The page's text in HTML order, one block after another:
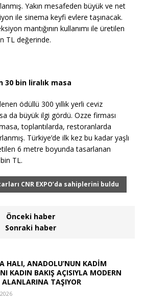
Yakın mesafeden büyük ve net
ile sinema keyfi evlere taşınacak.
mantığının kullanımı ile üretilen
TL değerinde.
30 bin liralık masa
ödüllü 300 yıllık yerli ceviz
da büyük ilgi gördü. Ozze firması
toplantılarda, restoranlarda
Türkiye’de ilk kez bu kadar yaşlı
6 metre boyunda tasarlanan
TL.
CNR EXPO’da sahiplerini buldu
Önceki haber
Sonraki haber
HALI, ANADOLU’NUN KADİM
KADIN BAKIŞ AÇISIYLA MODERN
ALANLARINA TAŞIYOR